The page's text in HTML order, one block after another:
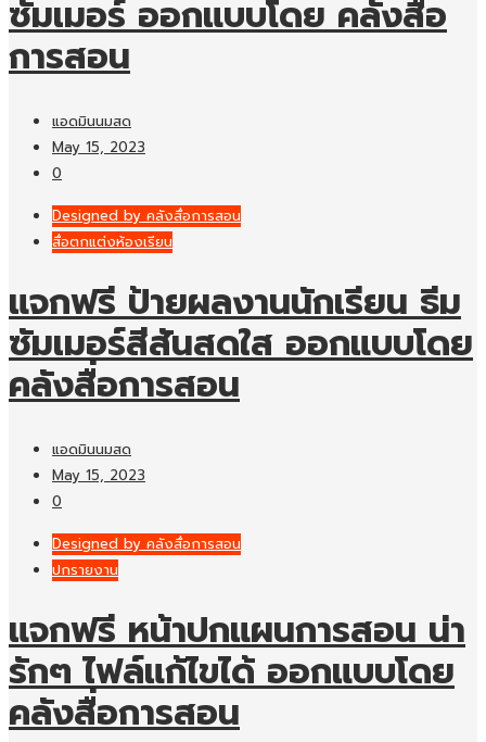
ซัมเมอร์ ออกแบบโดย คลังสื่อ
การสอน
แอดมินนมสด
May 15, 2023
0
Designed by คลังสื่อการสอน
สื่อตกแต่งห้องเรียน
แจกฟรี ป้ายผลงานนักเรียน ธีม
ซัมเมอร์สีสันสดใส ออกแบบโดย
คลังสื่อการสอน
แอดมินนมสด
May 15, 2023
0
Designed by คลังสื่อการสอน
ปกรายงาน
แจกฟรี หน้าปกแผนการสอน น่า
รักๆ ไฟล์แก้ไขได้ ออกแบบโดย
คลังสื่อการสอน